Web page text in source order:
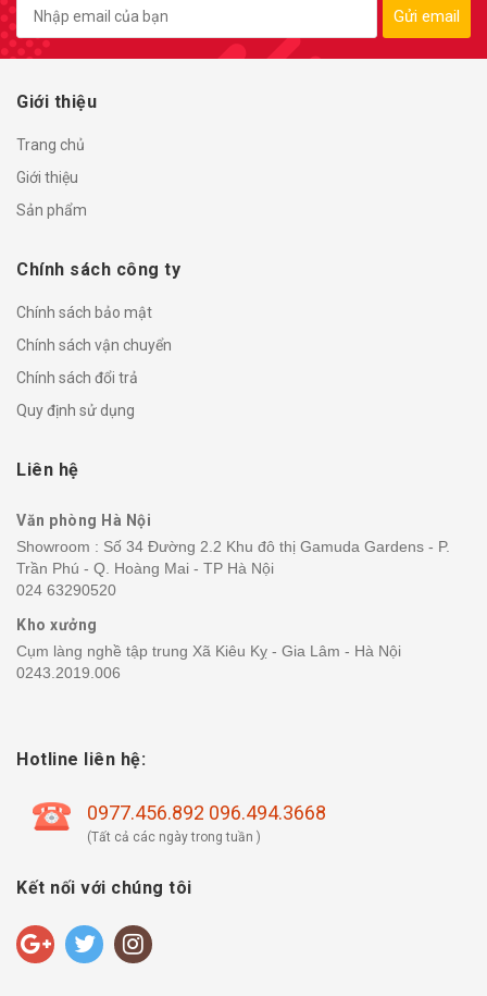
Gửi email
Giới thiệu
Trang chủ
Giới thiệu
Sản phẩm
Chính sách công ty
Chính sách bảo mật
Chính sách vận chuyển
Chính sách đổi trả
Quy định sử dụng
Liên hệ
Văn phòng Hà Nội
Showroom : Số 34 Đường 2.2 Khu đô thị Gamuda Gardens - P.
Trần Phú - Q. Hoàng Mai - TP Hà Nội
024 63290520
Kho xưởng
Cụm làng nghề tập trung Xã Kiêu Kỵ - Gia Lâm - Hà Nội
0243.2019.006
Hotline liên hệ:
0977.456.892 096.494.3668
(Tất cả các ngày trong tuần )
Kết nối với chúng tôi